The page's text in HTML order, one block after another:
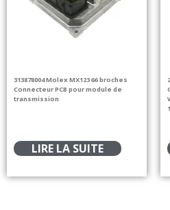
313878004 Molex MX123 66 broches
Connecteur PCB pour module de
transmission
LIRE LA SUITE